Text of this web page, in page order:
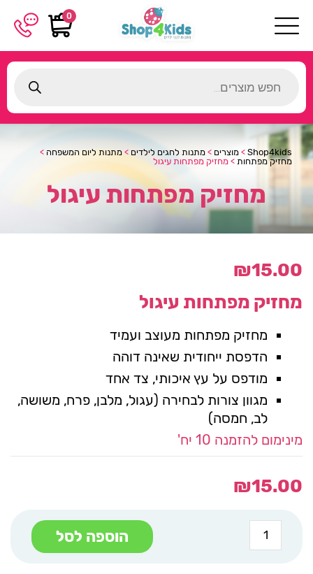
0
search
Shop4kids
> מוצרים > מתנות לחגים לילדים > מתנות ליום המשפחה >
מחזיק מפתחות > מחזיק מפתחות עיגול
מחזיק מפתחות עיגול
₪15.00
מחזיק מפתחות עיגול
מחזיק מפתחות מעוצב ועמיד
הדפסת ייחודית שאינה דוהה
מודפס על עץ איכותי, צד אחד
מגוון צורות לבחירה (עגול, מלבן, פרח, משושה,
לב, חמסה)
מינימום להזמנה 10 יח'
₪15.00
כמות
של
מחזיק
הוספה לסל